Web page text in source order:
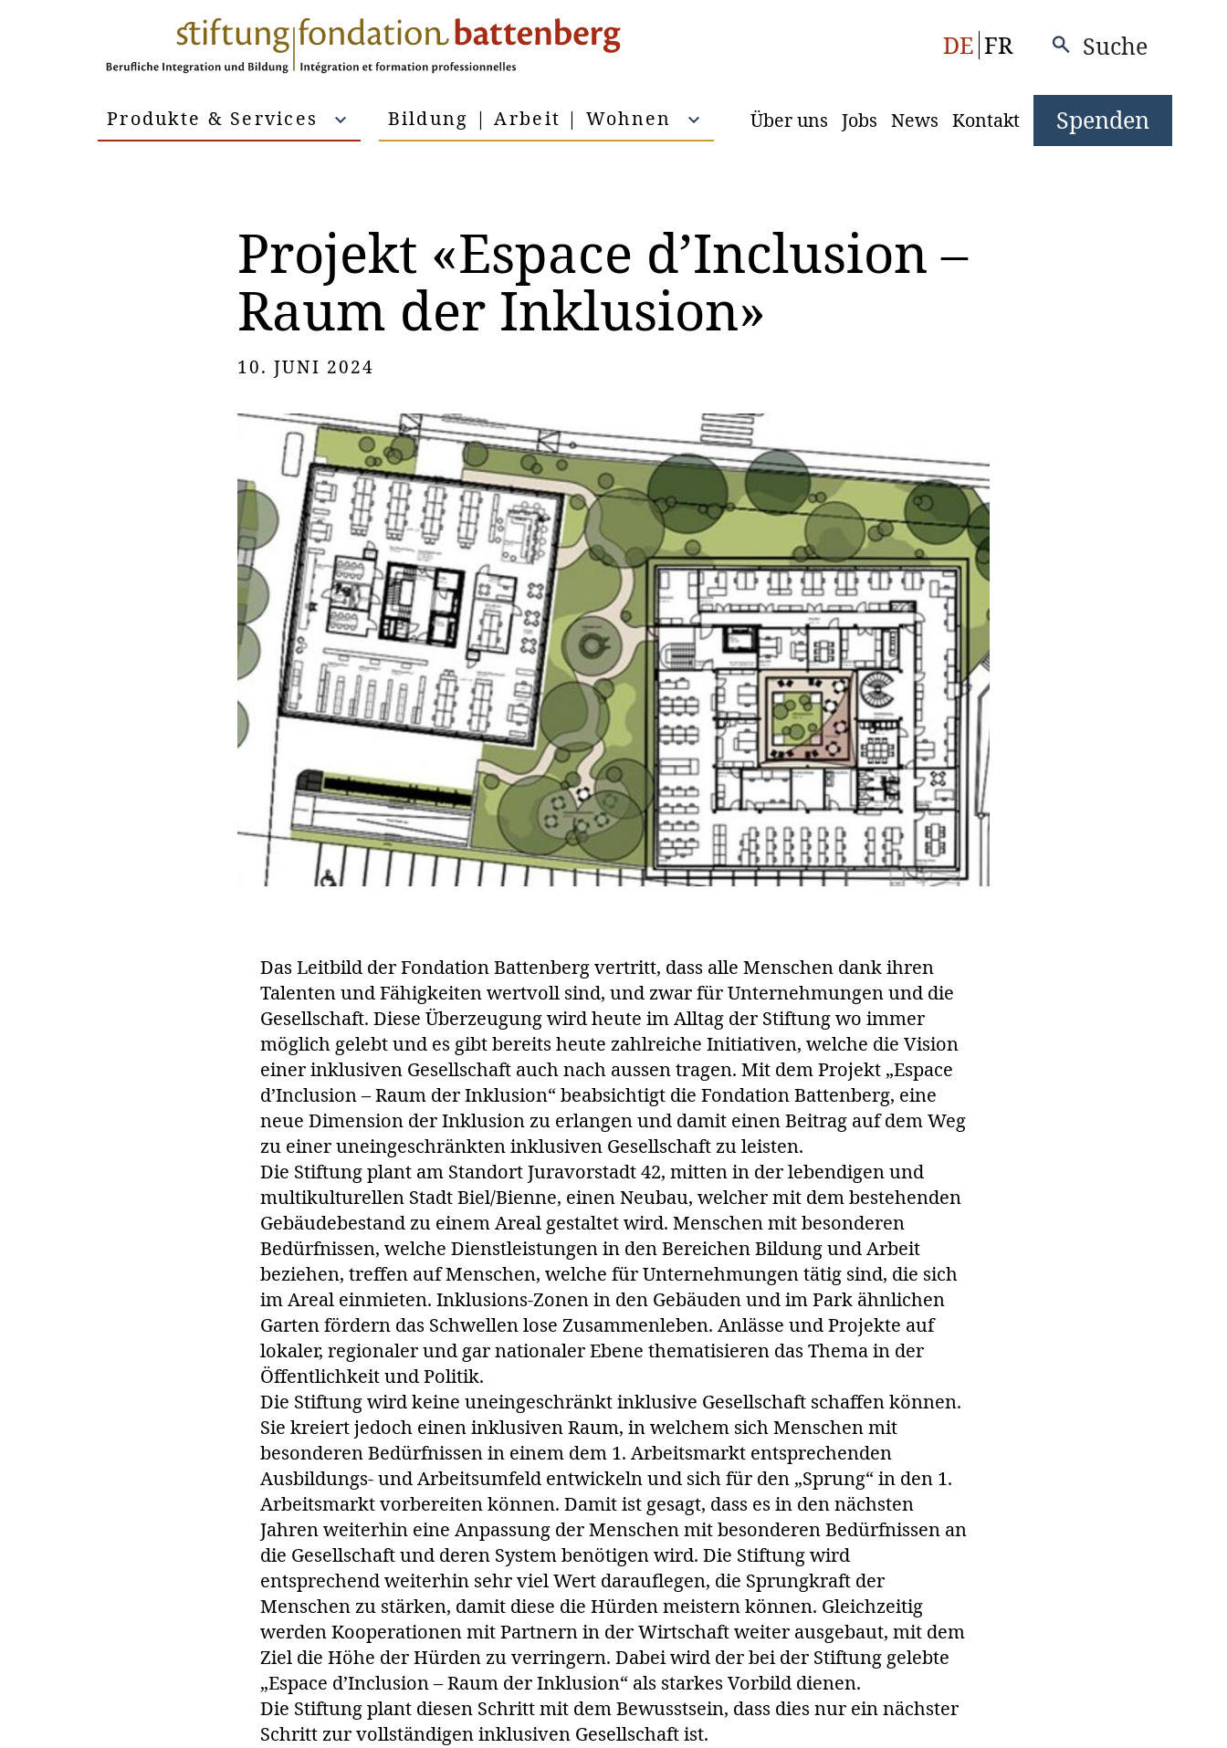
DE FR Suche
Produkte & Services Bildung | Arbeit | Wohnen Über uns Jobs News Kontakt Spenden
Projekt «Espace d’Inclusion –
Raum der Inklusion»
10. JUNI 2024
Das Leitbild der Fondation Battenberg vertritt, dass alle Menschen dank ihren
Talenten und Fähigkeiten wertvoll sind, und zwar für Unternehmungen und die
Gesellschaft. Diese Überzeugung wird heute im Alltag der Stiftung wo immer
möglich gelebt und es gibt bereits heute zahlreiche Initiativen, welche die Vision
einer inklusiven Gesellschaft auch nach aussen tragen. Mit dem Projekt „Espace
d’Inclusion – Raum der Inklusion“ beabsichtigt die Fondation Battenberg, eine
neue Dimension der Inklusion zu erlangen und damit einen Beitrag auf dem Weg
zu einer uneingeschränkten inklusiven Gesellschaft zu leisten.
Die Stiftung plant am Standort Juravorstadt 42, mitten in der lebendigen und
multikulturellen Stadt Biel/Bienne, einen Neubau, welcher mit dem bestehenden
Gebäudebestand zu einem Areal gestaltet wird. Menschen mit besonderen
Bedürfnissen, welche Dienstleistungen in den Bereichen Bildung und Arbeit
beziehen, treffen auf Menschen, welche für Unternehmungen tätig sind, die sich
im Areal einmieten. Inklusions-Zonen in den Gebäuden und im Park ähnlichen
Garten fördern das Schwellen lose Zusammenleben. Anlässe und Projekte auf
lokaler, regionaler und gar nationaler Ebene thematisieren das Thema in der
Öffentlichkeit und Politik.
Die Stiftung wird keine uneingeschränkt inklusive Gesellschaft schaffen können.
Sie kreiert jedoch einen inklusiven Raum, in welchem sich Menschen mit
besonderen Bedürfnissen in einem dem 1. Arbeitsmarkt entsprechenden
Ausbildungs- und Arbeitsumfeld entwickeln und sich für den „Sprung“ in den 1.
Arbeitsmarkt vorbereiten können. Damit ist gesagt, dass es in den nächsten
Jahren weiterhin eine Anpassung der Menschen mit besonderen Bedürfnissen an
die Gesellschaft und deren System benötigen wird. Die Stiftung wird
entsprechend weiterhin sehr viel Wert darauflegen, die Sprungkraft der
Menschen zu stärken, damit diese die Hürden meistern können. Gleichzeitig
werden Kooperationen mit Partnern in der Wirtschaft weiter ausgebaut, mit dem
Ziel die Höhe der Hürden zu verringern. Dabei wird der bei der Stiftung gelebte
„Espace d’Inclusion – Raum der Inklusion“ als starkes Vorbild dienen.
Die Stiftung plant diesen Schritt mit dem Bewusstsein, dass dies nur ein nächster
Schritt zur vollständigen inklusiven Gesellschaft ist.